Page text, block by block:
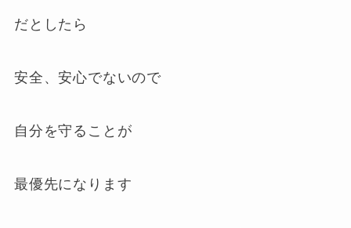
だとしたら
安全、安心でないので
自分を守ることが
最優先になります